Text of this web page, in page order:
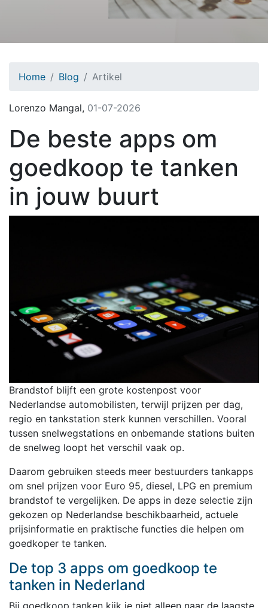
Home Blog Artikel
Lorenzo Mangal, 01-07-2026
De beste apps om
goedkoop te tanken
in jouw buurt
Brandstof blijft een grote kostenpost voor
Nederlandse automobilisten, terwijl prijzen per dag,
regio en tankstation sterk kunnen verschillen. Vooral
tussen snelwegstations en onbemande stations buiten
de snelweg loopt het verschil vaak op.
Daarom gebruiken steeds meer bestuurders tankapps
om snel prijzen voor Euro 95, diesel, LPG en premium
brandstof te vergelijken. De apps in deze selectie zijn
gekozen op Nederlandse beschikbaarheid, actuele
prijsinformatie en praktische functies die helpen om
goedkoper te tanken.
De top 3 apps om goedkoop te
tanken in Nederland
Bij goedkoop tanken kijk je niet alleen naar de laagste